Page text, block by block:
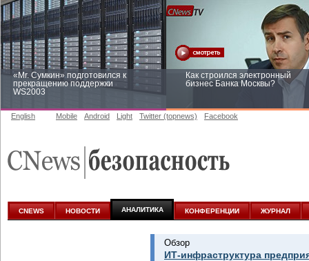
«Mr. Сумкин» подготовился к
прекращению поддержки
WS2003
Как строился электронный
бизнес Банка Москвы?
аналитике
English Mobile Android Light Twitter (topnews) Facebook
CNEWS НОВОСТИ АНАЛИТИКА КОНФЕРЕНЦИИ ЖУРНАЛ
Обзор
ИТ-инфраструктура